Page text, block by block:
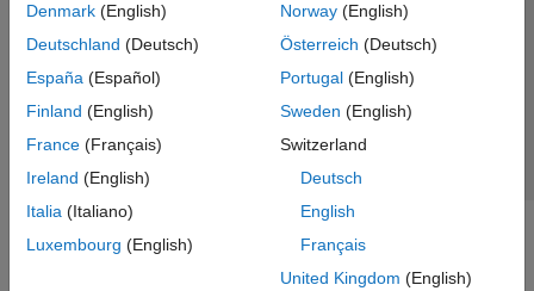
Denmark (English)
Deutschland (Deutsch)
España (Español)
Finland (English)
France (Français)
Ireland (English)
Italia (Italiano)
Luxembourg (English)
Norway(English)
Österreich (Deutsch)
Portugal(English)
Sweden (English)
Switzerland
Deutsch
English
Français
United Kingdom (English)
違法コピー防止
アプリケーション ステータス
© 1994-2026 The MathWorks, Inc.